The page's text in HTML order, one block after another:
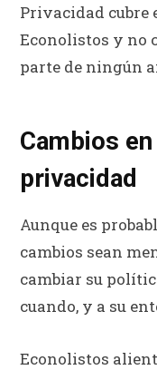
Privacidad cubre
Econolistos y no
parte de ningún
Cambios
privacidad
Aunque es
cambios sean
cambiar su
cuando, y a su
Econolistos